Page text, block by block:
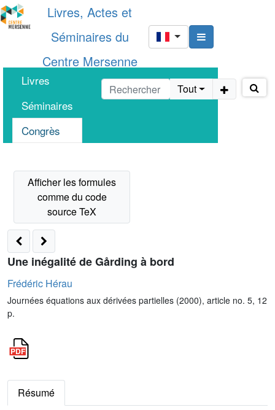
Livres, Actes et
Séminaires du
Centre Mersenne
Livres
Séminaires
Congrès
Tout
Une inégalité de Gårding à bord
Frédéric Hérau
Journées équations aux dérivées partielles (2000), article no. 5, 12
p.
Résumé